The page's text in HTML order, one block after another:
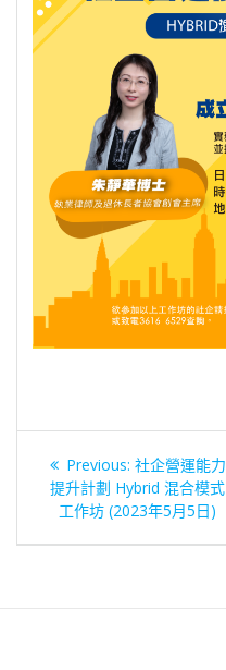
文
章
導
Previous: Previous
post:
社企營運能力
提升計劃 Hybrid 混合模式
工作坊 (2023年5月5日)